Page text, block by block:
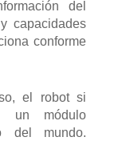
del
capacidades
conforme
el robot si
un módulo
del mundo.